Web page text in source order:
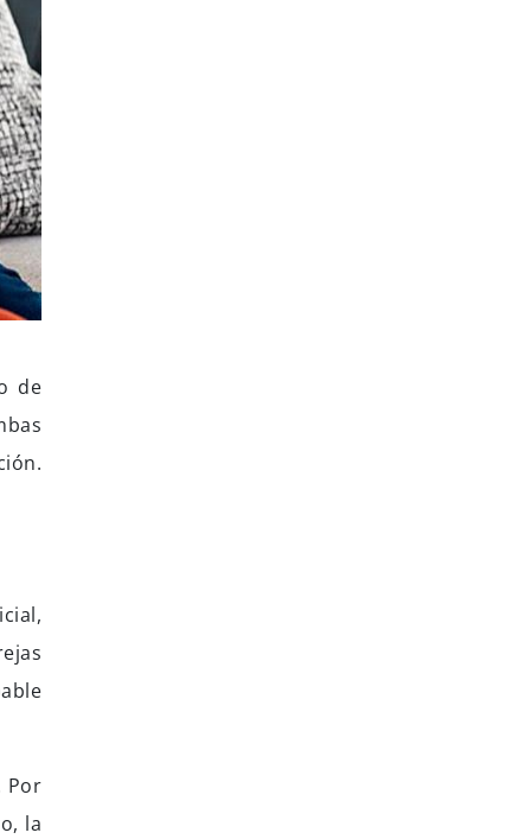
de
Por
la